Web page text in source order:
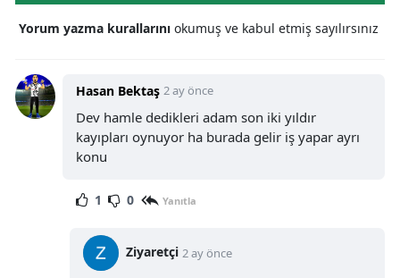
Yorum yazma kurallarını okumuş ve kabul etmiş sayılırsınız
Hasan Bektaş 2 ay önce
Dev hamle dedikleri adam son iki yıldır
kayıpları oynuyor ha burada gelir iş yapar ayrı
konu
1 0 Yanıtla
Ziyaretçi 2 ay önce